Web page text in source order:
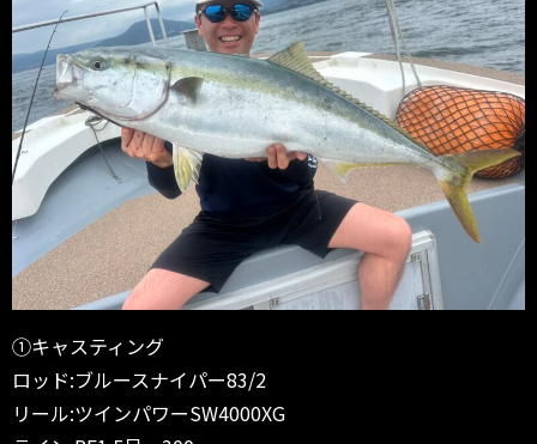
①キャスティング
ロッド:ブルースナイパー83/2
リール:ツインパワーSW4000XG